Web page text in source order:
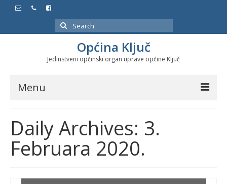
Search
for:
Općina Ključ
Jedinstveni općinski organ uprave općine Ključ
Menu
Službeni glasnici
Javne nabavke
Značajni datumi i manifestacije
Daily Archives: 3.
Februara 2020.